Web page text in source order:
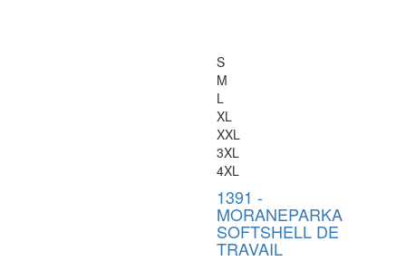
S
M
L
XL
XXL
3XL
4XL
1391 -
MORANEPARKA
SOFTSHELL DE
TRAVAIL